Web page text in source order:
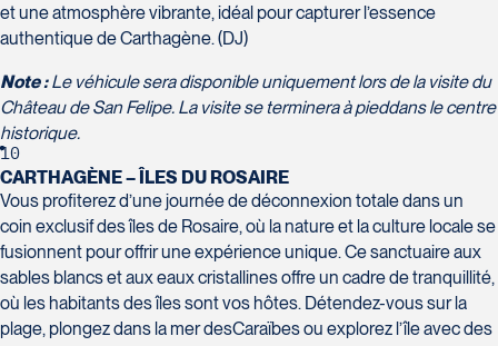
et une atmosphère vibrante, idéal pour capturer l’essence
authentique de Carthagène. (DJ)
Note :Le véhicule sera disponible uniquement lors de la visite du
Château de San Felipe. La visite se terminera à pieddans le centre
historique.
10
CARTHAGÈNE – ÎLES DU ROSAIRE
Vous profiterez d’une journée de déconnexion totale dans un
coin exclusif des îles de Rosaire, où la nature et la culture locale se
fusionnent pour offrir une expérience unique. Ce sanctuaire aux
sables blancs et aux eaux cristallines offre un cadre de tranquillité,
où les habitants des îles sont vos hôtes. Détendez-vous sur la
plage, plongez dans la mer desCaraïbes ou explorez l’île avec des